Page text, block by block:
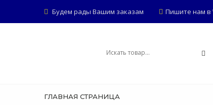
Будем рады Вашим заказам Пишите нам в
ГЛАВНАЯ СТРАНИЦА